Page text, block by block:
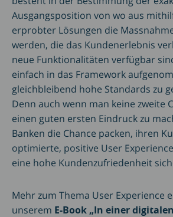
Ausgangsposition von wo aus
erprobter Lösungen die
werden, die das Kundenerlebnis
neue Funktionalitäten verfügbar
einfach in das Framework
gleichbleibend hohe Standards zu
Denn auch wenn man keine zweite
einen guten ersten Eindruck zu
Banken die Chance packen, ihren
optimierte, positive User
eine hohe Kundenzufriedenheit
Mehr zum Thema User Experience
unserem E-Book „In einer